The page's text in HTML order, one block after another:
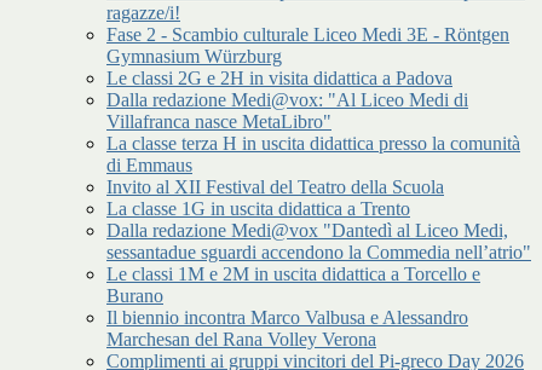
ragazze/i!
Fase 2 - Scambio culturale Liceo Medi 3E - Röntgen
Gymnasium Würzburg
Le classi 2G e 2H in visita didattica a Padova
Dalla redazione Medi@vox: "Al Liceo Medi di
Villafranca nasce MetaLibro"
La classe terza H in uscita didattica presso la comunità
di Emmaus
Invito al XII Festival del Teatro della Scuola
La classe 1G in uscita didattica a Trento
Dalla redazione Medi@vox "Dantedì al Liceo Medi,
sessantadue sguardi accendono la Commedia nell’atrio"
Le classi 1M e 2M in uscita didattica a Torcello e
Burano
Il biennio incontra Marco Valbusa e Alessandro
Marchesan del Rana Volley Verona
Complimenti ai gruppi vincitori del Pi-greco Day 2026